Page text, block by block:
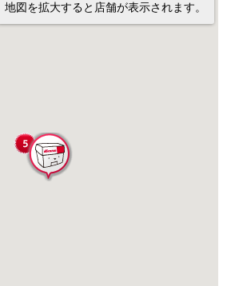
地図を拡大すると店舗が表示されます。